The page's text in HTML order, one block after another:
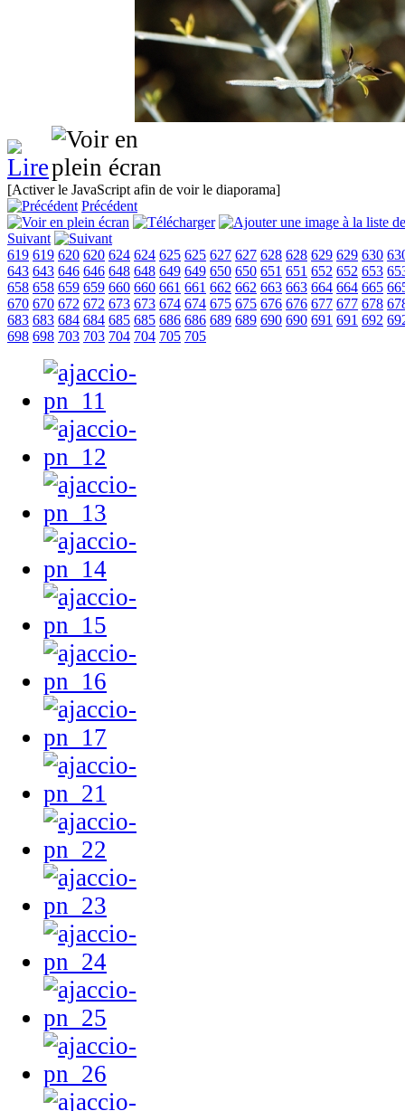
[Activer le JavaScript afin de voir le diaporama]
Précédent
Suivant
619 619 620 620 624 624 625 625 627 627 628 628 629 629 630
643 643 646 646 648 648 649 649 650 650 651 651 652 652 653
658 658 659 659 660 660 661 661 662 662 663 663 664 664 665
670 670 672 672 673 673 674 674 675 675 676 676 677 677 678
683 683 684 684 685 685 686 686 689 689 690 690 691 691 692
698 698 703 703 704 704 705 705